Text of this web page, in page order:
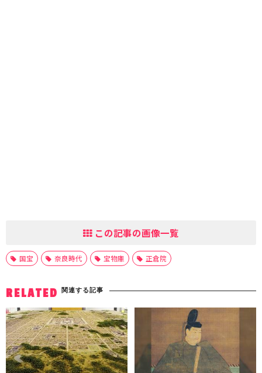
この記事の画像一覧
国宝 奈良時代 宝物庫 正倉院
RELATED 関連する記事